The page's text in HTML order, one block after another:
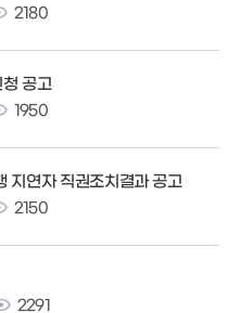
2180
공고
1950
지연자 직권조치결과 공고
2150
2291